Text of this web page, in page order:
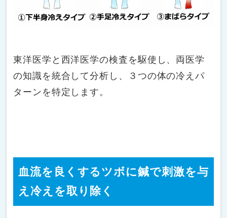
東洋医学と西洋医学の検査を駆使し、両医学
の知識を統合して分析し、３つの体の冷えパ
ターンを特定します。
血流を良くするツボに鍼で刺激を与
え冷えを取り除く